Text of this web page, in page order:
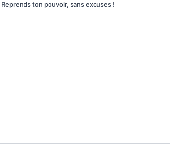
Reprends ton pouvoir, sans excuses !